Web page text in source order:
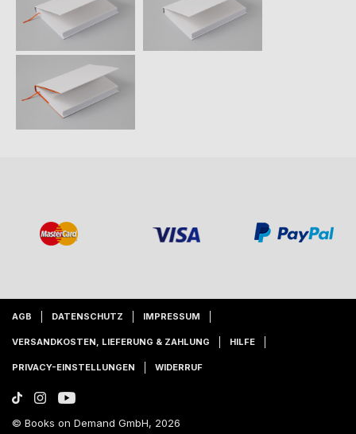
AGB DATENSCHUTZ IMPRESSUM
VERSANDKOSTEN, LIEFERUNG & ZAHLUNG HILFE
PRIVACY-EINSTELLUNGEN WIDERRUF
© Books on Demand GmbH, 2026